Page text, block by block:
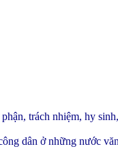
trách nhiệm, hy
dân ở những nước